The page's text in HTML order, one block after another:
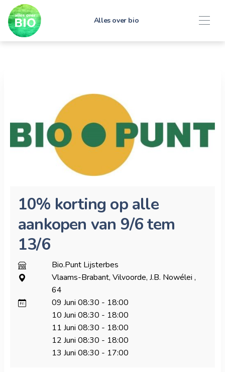
Alles over bio
10% korting op alle
aankopen van 9/6 tem
13/6
Bio.Punt Lijsterbes
Vlaams-Brabant, Vilvoorde, J.B. Nowélei ,
64
09 Juni 08:30 - 18:00
10 Juni 08:30 - 18:00
11 Juni 08:30 - 18:00
12 Juni 08:30 - 18:00
13 Juni 08:30 - 17:00